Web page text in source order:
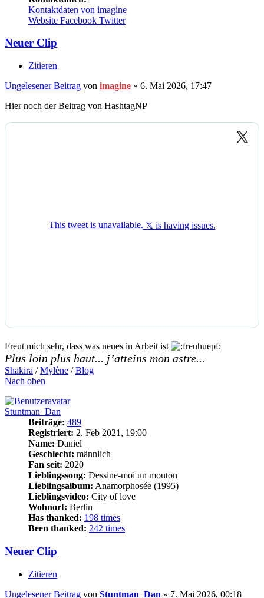
Kontaktdaten von imagine
Website Facebook Twitter
Neuer Clip
Zitieren
Ungelesener Beitrag von imagine » 6. Mai 2026, 17:47
Hier noch der Beitrag von HashtagNP
Freut mich sehr, dass was neues in Arbeit ist
Plus loin plus haut... j’atteins mon astre...
Shakira /Mylène /Blog
Nach oben
Stuntman_Dan
Beiträge: 489
Registriert: 2. Feb 2021, 19:00
Name: Daniel
Geschlecht: männlich
Fan seit: 2020
Lieblingssong: Dessine-moi un mouton
Lieblingsalbum: Anamorphosée (1995)
Lieblingsvideo: City of love
Wohnort: Berlin
Has thanked: 198 times
Been thanked: 242 times
Neuer Clip
Zitieren
Ungelesener Beitrag von Stuntman_Dan » 7. Mai 2026, 00:18